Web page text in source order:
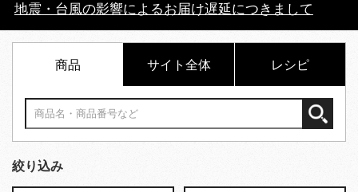
地震・台風の影響によるお届け遅延につきまして
商品 サイト全体 レシピ
絞り込み